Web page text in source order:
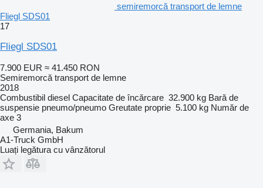
semiremorcă transport de lemne
Fliegl SDS01
17
Fliegl SDS01
7.900 EUR ≈ 41.450 RON
Semiremorcă transport de lemne
2018
Combustibil diesel Capacitate de încărcare 32.900 kg Bară de
suspensie pneumo/pneumo Greutate proprie 5.100 kg Număr de
axe 3
Germania, Bakum
A1-Truck GmbH
Luați legătura cu vânzătorul